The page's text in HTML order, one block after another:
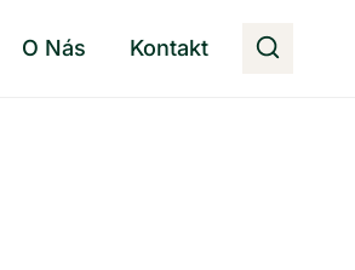
O Nás Kontakt